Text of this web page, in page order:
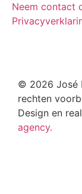
Neem contact
© 2026 José
rechten
Design en
agency.